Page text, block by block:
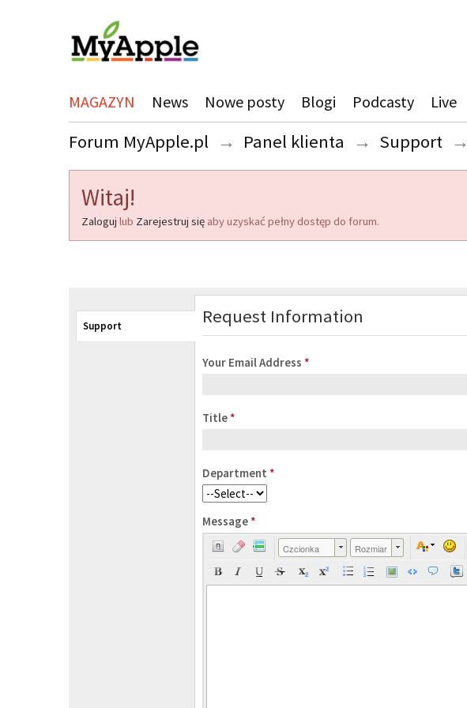
MAGAZYN News Nowe posty Blogi Podcasty Live
Forum MyApple.pl → Panel klienta → Support →
Witaj!
Zaloguj lub Zarejestruj się aby uzyskać pełny dostęp do forum.
Support Request Information
Your Email Address *
Title *
Department *
Message *
Czcionka Rozmiar